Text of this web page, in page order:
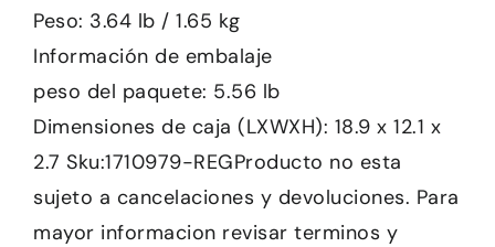
Peso: 3.64 lb / 1.65 kg
Información de embalaje
peso del paquete: 5.56 lb
Dimensiones de caja (LXWXH): 18.9 x 12.1 x
2.7 Sku:1710979-REGProducto no esta
sujeto a cancelaciones y devoluciones. Para
mayor informacion revisar terminos y